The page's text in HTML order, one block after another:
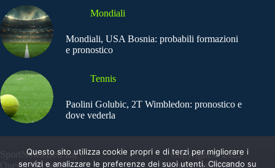
Mondiali
Mondiali, USA Bosnia: probabili formazioni
e pronostico
Tennis
Paolini Golubic, 2T Wimbledon: pronostico e
dove vederla
SportNews.BetFlag -
Questo sito non
Copyright © 2025
SportNews BetFlag
Questo sito utilizza cookie propri e di terzi per migliorare i
servizi e analizzare le preferenze dei suoi utenti. Cliccando su